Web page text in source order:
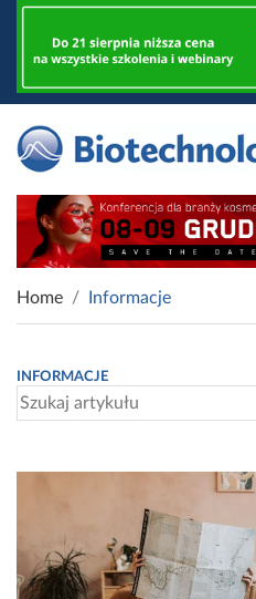
Home Informacje
INFORMACJE